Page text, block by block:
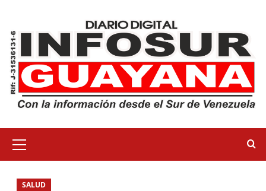
SALUD